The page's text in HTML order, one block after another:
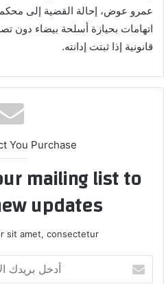
عمرو عوض، إحالة القضية إلى
اتهامات بحيازة أسلحة بيضاء دون
قانونية إذا ثبتت إدانته.
You Purchase
mailing list to
updates!
sit amet, consectetur.
بريدك